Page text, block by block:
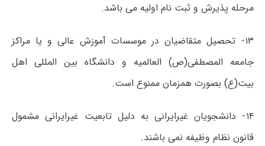
مرحله پذیرش و ثبت نام اولیه می باشد.
۱۳- تحصیل متقاضیان در موسسات آموزش عالی و یا مراکز
جامعه المصطفی(ص) العالمیه و دانشگاه بین المللی اهل
بیت(ع) بصورت همزمان ممنوع است.
۱۴- دانشجویان غیرایرانی به دلیل تابعیت غیرایرانی مشمول
قانون نظام وظیفه نمی باشند.